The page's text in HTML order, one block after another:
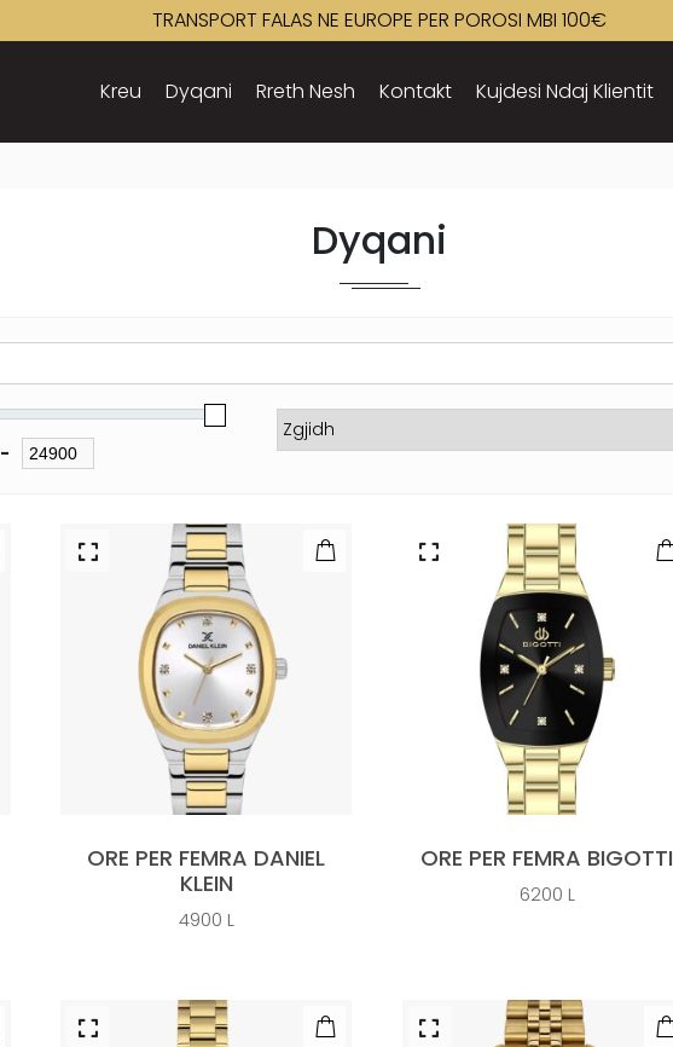
TRANSPORT FALAS NE EUROPE PER POROSI MBI 100€
Kreu Dyqani Rreth Nesh Kontakt Kujdesi Ndaj Klientit
Dyqani
Minimum Price
-Maximum Price
Sort Products
ORE PER FEMRA DANIEL
KLEIN
4900 L
ORE PER FEMRA BIGOTTI
6200 L